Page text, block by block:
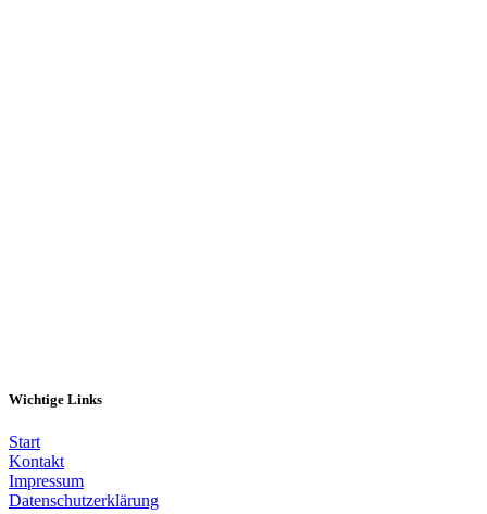
Wichtige Links
Start
Kontakt
Impressum
Datenschutzerklärung